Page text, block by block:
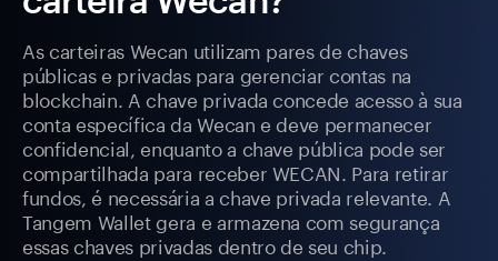
As carteiras Wecan utilizam pares de chaves
públicas e privadas para gerenciar contas na
blockchain. A chave privada concede acesso à sua
conta específica da Wecan e deve permanecer
confidencial, enquanto a chave pública pode ser
compartilhada para receber WECAN. Para retirar
fundos, é necessária a chave privada relevante. A
Tangem Wallet gera e armazena com segurança
essas chaves privadas dentro de seu chip.